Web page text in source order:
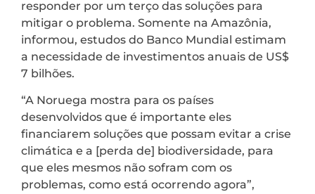
responder por um terço das soluções para
mitigar o problema. Somente na Amazônia,
informou, estudos do Banco Mundial estimam
a necessidade de investimentos anuais de US$
7 bilhões.
“A Noruega mostra para os países
desenvolvidos que é importante eles
financiarem soluções que possam evitar a crise
climática e a [perda de] biodiversidade, para
que eles mesmos não sofram com os
problemas, como está ocorrendo agora”,